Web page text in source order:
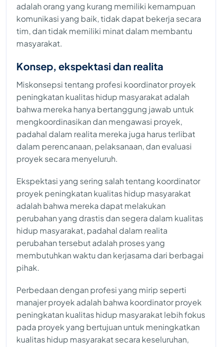
adalah orang yang kurang memiliki kemampuan
komunikasi yang baik, tidak dapat bekerja secara
tim, dan tidak memiliki minat dalam membantu
masyarakat.
Konsep, ekspektasi dan realita
Miskonsepsi tentang profesi koordinator proyek
peningkatan kualitas hidup masyarakat adalah
bahwa mereka hanya bertanggung jawab untuk
mengkoordinasikan dan mengawasi proyek,
padahal dalam realita mereka juga harus terlibat
dalam perencanaan, pelaksanaan, dan evaluasi
proyek secara menyeluruh.
Ekspektasi yang sering salah tentang koordinator
proyek peningkatan kualitas hidup masyarakat
adalah bahwa mereka dapat melakukan
perubahan yang drastis dan segera dalam kualitas
hidup masyarakat, padahal dalam realita
perubahan tersebut adalah proses yang
membutuhkan waktu dan kerjasama dari berbagai
pihak.
Perbedaan dengan profesi yang mirip seperti
manajer proyek adalah bahwa koordinator proyek
peningkatan kualitas hidup masyarakat lebih fokus
pada proyek yang bertujuan untuk meningkatkan
kualitas hidup masyarakat secara keseluruhan,